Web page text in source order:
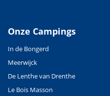
Onze Campings
In de Bongerd
Meerwijck
De Lenthe van Drenthe
Le Bois Masson